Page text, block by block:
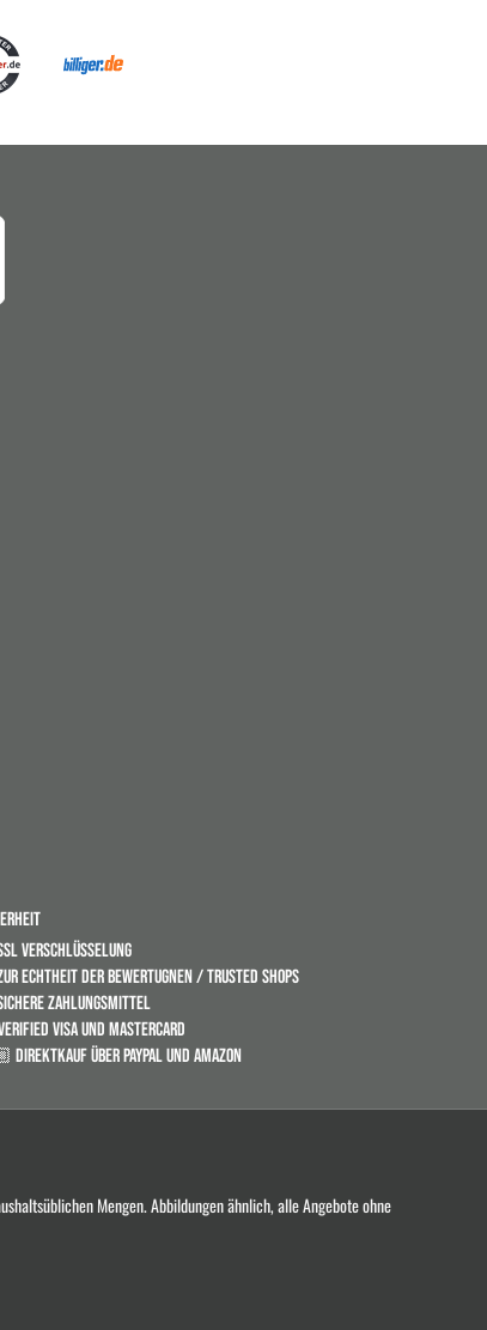
VERSCHLÜSSELUNG
ECHTHEIT DER BEWERTUGNEN / TRUSTED SHOPS
ZAHLUNGSMITTEL
VISA UND MASTERCARD
ÜBER PAYPAL UND AMAZON
Mengen. Abbildungen ähnlich, alle Angebote ohne